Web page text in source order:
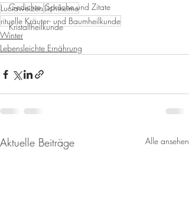
Gedichte, Sprüche und Zitate
Kristallheilkunde
Luciaweizen Lichtkeime
rituelle Kräuter- und Baumheilkunde
Winter
Lebensleichte Ernährung
Aktuelle Beiträge Alle ansehen